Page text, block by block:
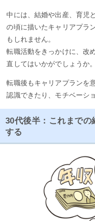
中には、結婚や出産、育児
の頃に描いたキャリアプラ
もしれません。
転職活動をきっかけに、改
直してはいかがでしょうか。
転職後もキャリアプランを
認識できたり、モチベーシ
30代後半：これまで
する